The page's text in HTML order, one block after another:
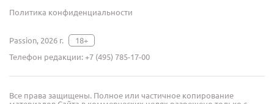
Политика конфиденциальности
Passion, 2026 г.
18+
Телефон редакции:+7 (495) 785-17-00
Все права защищены. Полное или частичное копирование